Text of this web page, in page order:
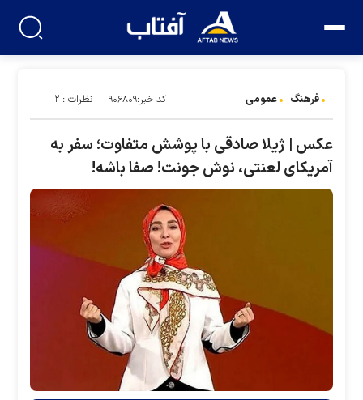
فرهنگ عمومی کد خبر:۹۰۶۸۰۹ نظرات : ۲
عکس | ژیلا صادقی با پوشش متفاوت؛ سفر به
آمریکای لعنتی، نوش جونت! صفا باشه!